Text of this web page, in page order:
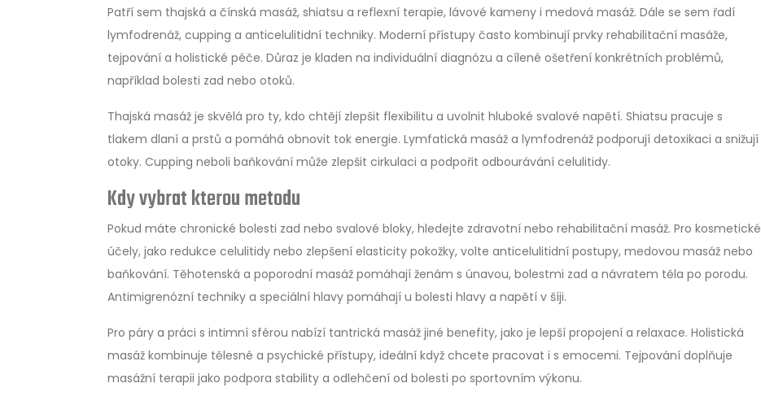
Patří sem thajská a čínská masáž, shiatsu a reflexní terapie, lávové kameny i medová masáž. Dále se sem řadí
lymfodrenáž, cupping a anticelulitidní techniky. Moderní přístupy často kombinují prvky rehabilitační masáže,
tejpování a holistické péče. Důraz je kladen na individuální diagnózu a cílené ošetření konkrétních problémů,
například bolesti zad nebo otoků.
Thajská masáž je skvělá pro ty, kdo chtějí zlepšit flexibilitu a uvolnit hluboké svalové napětí. Shiatsu pracuje s
tlakem dlaní a prstů a pomáhá obnovit tok energie. Lymfatická masáž a lymfodrenáž podporují detoxikaci a snižují
otoky. Cupping neboli baňkování může zlepšit cirkulaci a podpořit odbourávání celulitidy.
Kdy vybrat kterou metodu
Pokud máte chronické bolesti zad nebo svalové bloky, hledejte zdravotní nebo rehabilitační masáž. Pro kosmetické
účely, jako redukce celulitidy nebo zlepšení elasticity pokožky, volte anticelulitidní postupy, medovou masáž nebo
baňkování. Těhotenská a poporodní masáž pomáhají ženám s únavou, bolestmi zad a návratem těla po porodu.
Antimigrenózní techniky a speciální hlavy pomáhají u bolesti hlavy a napětí v šíji.
Pro páry a práci s intimní sférou nabízí tantrická masáž jiné benefity, jako je lepší propojení a relaxace. Holistická
masáž kombinuje tělesné a psychické přístupy, ideální když chcete pracovat i s emocemi. Tejpování doplňuje
masážní terapii jako podpora stability a odlehčení od bolesti po sportovním výkonu.